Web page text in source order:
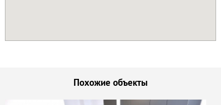
Похожие объекты